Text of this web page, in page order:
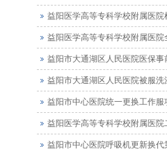
益阳医学高等专科学校附属医
益阳医学高等专科学校附属医
益阳市大通湖区人民医院医保
益阳市大通湖区人民医院被服
益阳市中心医院统一更换工作服
益阳医学高等专科学校附属医
益阳市中心医院呼吸机更新换